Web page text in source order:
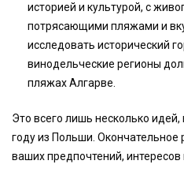
историей и культурой, с
потрясающими пляжами и
исследовать исторический
винодельческие регионы
пляжах Алгарве.
Это всего лишь несколько идей,
году из Польши. Окончательное
ваших предпочтений,